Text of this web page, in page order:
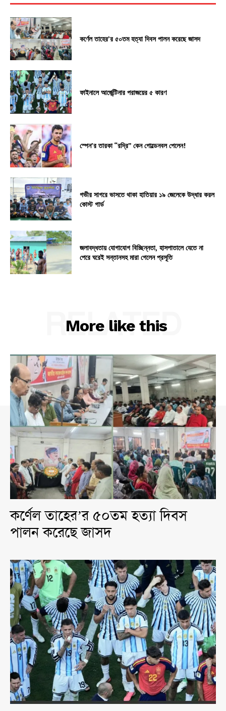
কর্ণেল তাহের’র ৫০তম হত্যা দিবস পালন করেছে জাসদ
ফাইনালে আর্জেন্টিনার পরাজয়ের ৫ কারণ
স্পেন’র তারকা “রদ্রি” কেন গোল্ডেনবল পেলেন!
গভীর সাগরে ভাসতে থাকা হাতিয়ার ১৯ জেলেকে উদ্ধার করল
কোস্ট গার্ড
জলাবদ্ধতায় যোগাযোগ বিচ্ছিন্নতা, হাসপাতালে যেতে না
পেরে ঘরেই সন্তানসহ মারা গেলেন প্রসূতি
More like this
RELATED
কর্ণেল তাহের’র ৫০তম হত্যা দিবস
পালন করেছে জাসদ